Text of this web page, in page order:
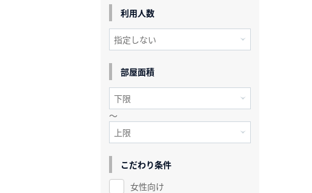
利用人数
部屋面積
～
こだわり条件
女性向け